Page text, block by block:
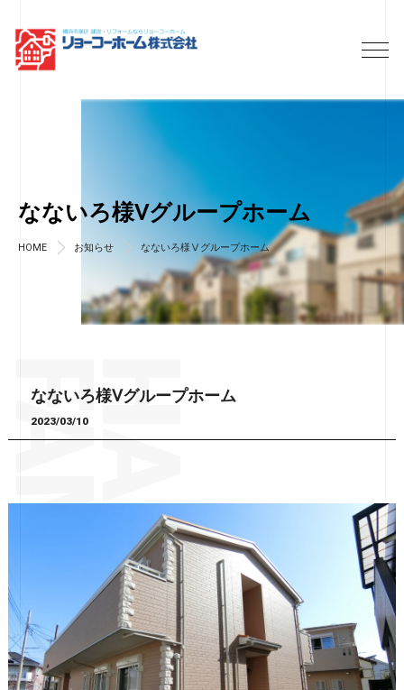
なないろ様Ⅴグループホーム
HOME お知らせ なないろ様Ⅴグループホーム
なないろ様Ⅴグループホーム
2023/03/10